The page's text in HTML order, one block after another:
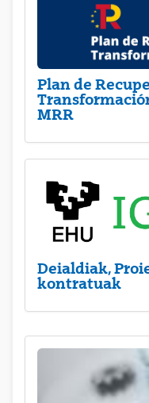
Plan de
MRR
Deialdiak,
kontratuak